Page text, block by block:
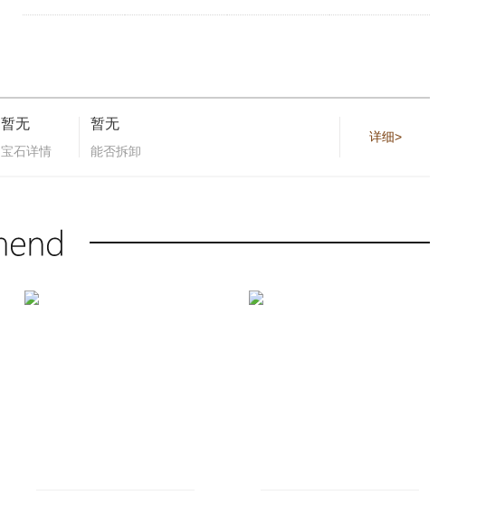
暂无
宝石详情
暂无
能否拆卸
详细>